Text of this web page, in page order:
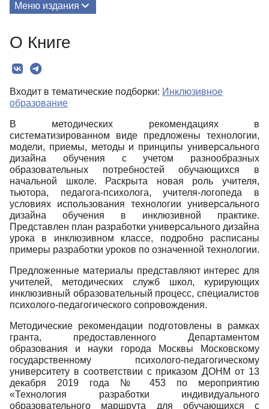
Меню издания
О Книге
Входит в тематические подборки: Инклюзивное
образование
В методических рекомендациях в
систематизированном виде предложены технологии,
модели, приемы, методы и принципы универсального
дизайна обучения с учетом разнообразных
образовательных потребностей обучающихся в
начальной школе. Раскрыта новая роль учителя,
тьютора, педагога-психолога, учителя-логопеда в
условиях использования технологии универсального
дизайна обучения в инклюзивной практике.
Представлен план разработки универсального дизайна
урока в инклюзивном классе, подробно расписаны
примеры разработки уроков по означенной технологии.
Предложенные материалы представляют интерес для
учителей, методических служб школ, курирующих
инклюзивный образовательный процесс, специалистов
психолого-педагогического сопровождения.
Методические рекомендации подготовлены в рамках
гранта, предоставленного Департаментом
образования и науки города Москвы Московскому
государственному психолого-педагогическому
университету в соответствии с приказом ДОНМ от 13
декабря 2019 года № 453 по мероприятию
«Технология разработки индивидуального
образовательного маршрута для обучающихся с